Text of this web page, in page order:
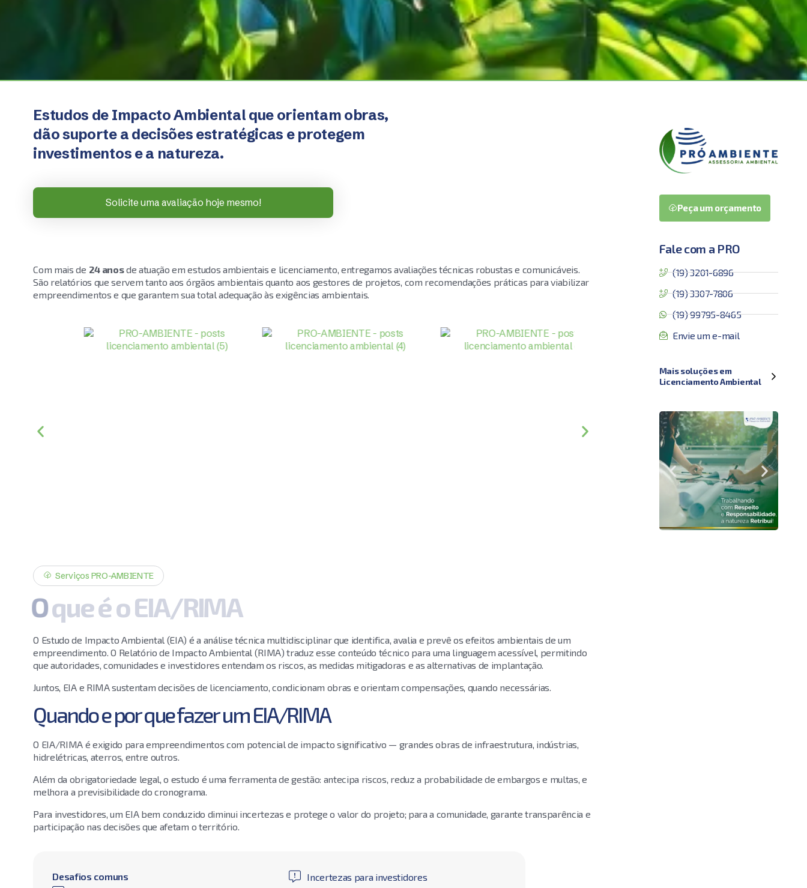
Estudos de Impacto Ambiental que orientam obras,
dão suporte a decisões estratégicas e protegem
investimentos e a natureza.
Solicite uma avaliação hoje mesmo!
Com mais de 24 anosde atuação em estudos ambientais e licenciamento, entregamos avaliações técnicas robustas e comunicáveis.
São relatórios que servem tanto aos órgãos ambientais quanto aos gestores de projetos, com recomendações práticas para viabilizar
empreendimentos e que garantem sua total adequação às exigências ambientais.
Serviços PRO-AMBIENTE
OqueéoEIA/RIMA
O Estudo de Impacto Ambiental (EIA) é a análise técnica multidisciplinar que identifica, avalia e prevê os efeitos ambientais de um
empreendimento. O Relatório de Impacto Ambiental (RIMA) traduz esse conteúdo técnico para uma linguagem acessível, permitindo
que autoridades, comunidades e investidores entendam os riscos, as medidas mitigadoras e as alternativas de implantação.
Juntos, EIA e RIMA sustentam decisões de licenciamento, condicionam obras e orientam compensações, quando necessárias.
Quando e por que fazer um EIA/RIMA
O EIA/RIMA é exigido para empreendimentos com potencial de impacto significativo — grandes obras de infraestrutura, indústrias,
hidrelétricas, aterros, entre outros.
Além da obrigatoriedade legal, o estudo é uma ferramenta de gestão: antecipa riscos, reduz a probabilidade de embargos e multas, e
melhora a previsibilidade do cronograma.
Para investidores, um EIA bem conduzido diminui incertezas e protege o valor do projeto; para a comunidade, garante transparência e
participação nas decisões que afetam o território.
Desafios comuns
Incertezas para investidores
Peça um orçamento
Fale com a PRO
(19) 3201-6896
(19) 3307-7806
(19) 99795-8465
Envie um e-mail
Mais soluções em
Licenciamento Ambiental